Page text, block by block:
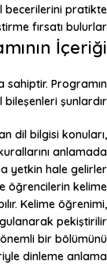
becerilerini pratikte
fırsatı bulurlar.
İçeriği
sahiptir. Programın
bileşenleri şunlardır:
dil bilgisi konuları,
anlamada
yetkin hale gelirler.
öğrencilerin kelime
Kelime öğrenimi,
pekiştirilir.
önemli bir bölümünü
dinleme anlama